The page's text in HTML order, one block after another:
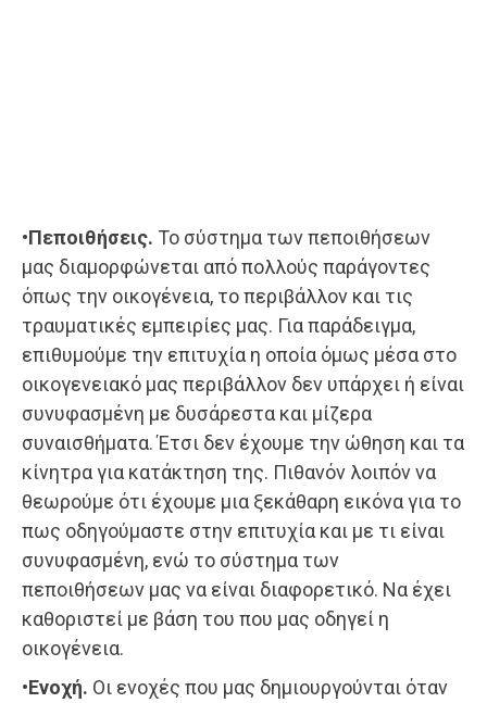
•Πεποιθήσεις. Το σύστημα των πεποιθήσεων
μας διαμορφώνεται από πολλούς παράγοντες
όπως την οικογένεια, το περιβάλλον και τις
τραυματικές εμπειρίες μας. Για παράδειγμα,
επιθυμούμε την επιτυχία η οποία όμως μέσα στο
οικογενειακό μας περιβάλλον δεν υπάρχει ή είναι
συνυφασμένη με δυσάρεστα και μίζερα
συναισθήματα. Έτσι δεν έχουμε την ώθηση και τα
κίνητρα για κατάκτηση της. Πιθανόν λοιπόν να
θεωρούμε ότι έχουμε μια ξεκάθαρη εικόνα για το
πως οδηγούμαστε στην επιτυχία και με τι είναι
συνυφασμένη, ενώ το σύστημα των
πεποιθήσεων μας να είναι διαφορετικό. Να έχει
καθοριστεί με βάση του που μας οδηγεί η
οικογένεια.
•Ενοχή. Οι ενοχές που μας δημιουργούνται όταν